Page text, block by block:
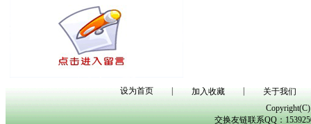
设为首页 加入收藏
关于我们
交换友链联系QQ：